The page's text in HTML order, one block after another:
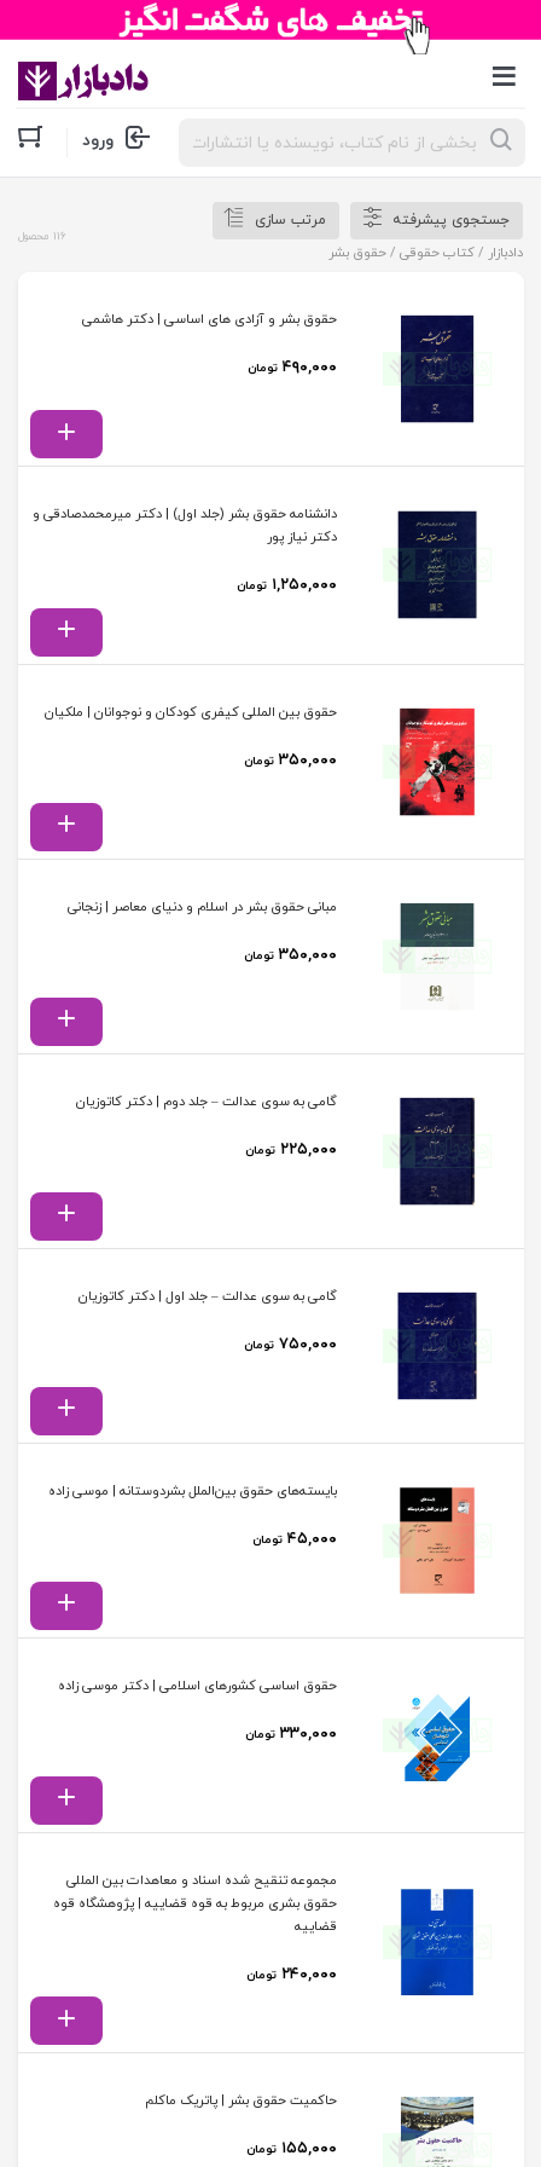
جستجوی
محصولات ورود
جستجوی پیشرفته
مرتب سازی
دادبازار /کتاب حقوقی / حقوق بشر
116 محصول
حقوق بشر و آزادی های اساسی | دکتر هاشمی
۴۹۰,۰۰۰ تومان
دانشنامه حقوق بشر (جلد اول) | دکتر میرمحمدصادقی و
دکتر نیاز پور
۱,۲۵۰,۰۰۰ تومان
حقوق بین المللی کیفری کودکان و نوجوانان | ملکیان
۳۵۰,۰۰۰ تومان
مبانی حقوق بشر در اسلام و دنیای معاصر | زنجانی
۳۵۰,۰۰۰ تومان
گامی به سوی عدالت – جلد دوم | دکتر کاتوزیان
۲۲۵,۰۰۰ تومان
گامی به سوی عدالت – جلد اول | دکتر کاتوزیان
۷۵۰,۰۰۰ تومان
بایسته‌های حقوق بین‌الملل بشردوستانه | موسی زاده
۴۵,۰۰۰ تومان
حقوق اساسی کشورهای اسلامی | دکتر موسی زاده
۳۳۰,۰۰۰ تومان
مجموعه تنقیح شده اسناد و معاهدات بین المللی
حقوق بشری مربوط به قوه قضاییه | پژوهشگاه قوه
قضاییه
۲۴۰,۰۰۰ تومان
حاکمیت حقوق بشر | پاتریک ماکلم
۱۵۵,۰۰۰ تومان